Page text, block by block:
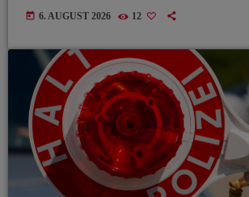
today 6. AUGUST 2026 12